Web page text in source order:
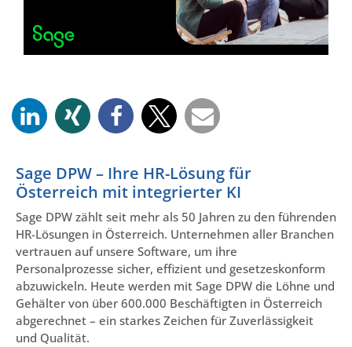
Sage DPW – Ihre HR-Lösung für
Österreich mit integrierter KI
Sage DPW zählt seit mehr als 50 Jahren zu den führenden
HR-Lösungen in Österreich. Unternehmen aller Branchen
vertrauen auf unsere Software, um ihre
Personalprozesse sicher, effizient und gesetzeskonform
abzuwickeln. Heute werden mit Sage DPW die Löhne und
Gehälter von über 600.000 Beschäftigten in Österreich
abgerechnet – ein starkes Zeichen für Zuverlässigkeit
und Qualität.